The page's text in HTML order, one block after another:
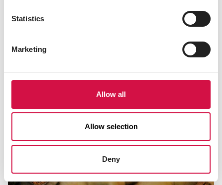
Statistics
Marketing
Allow all
Allow selection
Deny